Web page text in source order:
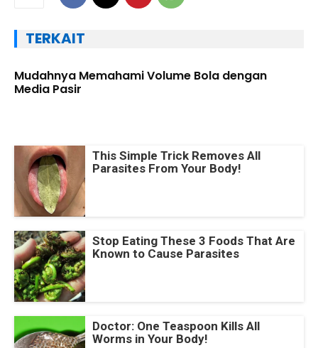
TERKAIT
Mudahnya Memahami Volume Bola dengan
Media Pasir
This Simple Trick Removes All
Parasites From Your Body!
Stop Eating These 3 Foods That Are
Known to Cause Parasites
Doctor: One Teaspoon Kills All
Worms in Your Body!